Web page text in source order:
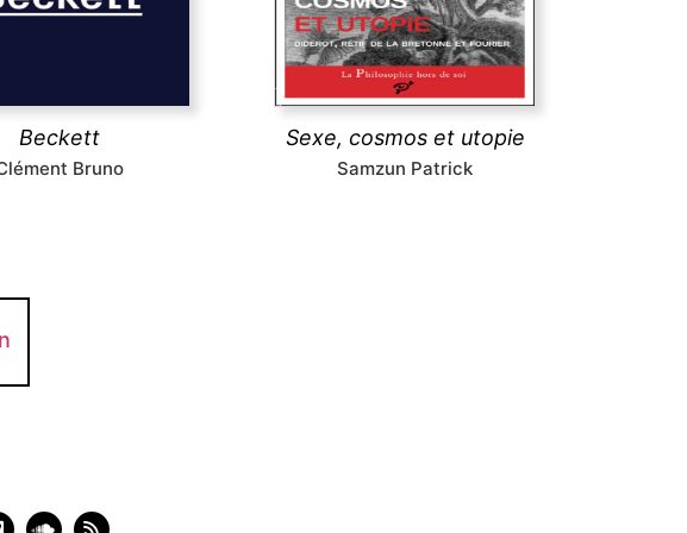
Beckett
Bruno
l’humain, etc.),
découvrir Sexe, cosmos et utopie
Samzun Patrick
au tournant des Lumières.
découvrir